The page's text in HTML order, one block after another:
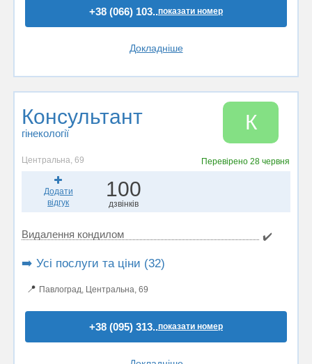
+38 (066) 103..показати номер
Докладніше
Консультант
гінекології К
Центральна, 69 Перевірено28 червня
Додати
відгук
100
дзвінків
Видалення кондилом ✔️
➡️ Усі послуги та ціни (32)
📍 Павлоград, Центральна, 69
+38 (095) 313..показати номер